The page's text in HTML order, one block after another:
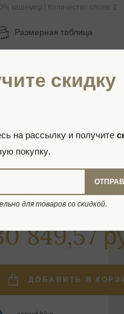
кашемир | Количество слоев: 2
Размерная таблица
050,09 руб.
849,57
ДОБАВИТЬ В
скидку
на рассылку и получите
покупку.
для товаров со скидкой.